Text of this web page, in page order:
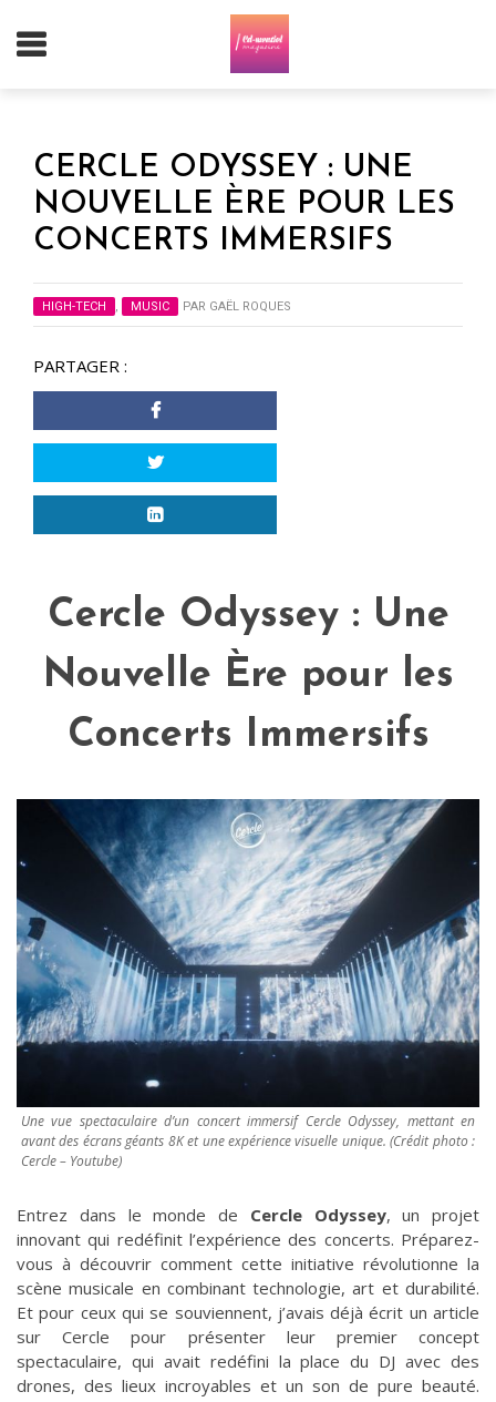
CERCLE ODYSSEY : UNE
NOUVELLE ÈRE POUR LES
CONCERTS IMMERSIFS
HIGH-TECH , MUSIC PAR GAËL ROQUES
PARTAGER :
Cercle Odyssey : Une
Nouvelle Ère pour les
Concerts Immersifs
Une vue spectaculaire d’un concert immersif Cercle Odyssey, mettant en
avant des écrans géants 8K et une expérience visuelle unique. (Crédit photo :
Cercle – Youtube)
Entrez dans le monde de Cercle Odyssey, un projet
innovant qui redéfinit l’expérience des concerts. Préparez-
vous à découvrir comment cette initiative révolutionne la
scène musicale en combinant technologie, art et durabilité.
Et pour ceux qui se souviennent, j’avais déjà écrit un article
sur Cercle pour présenter leur premier concept
spectaculaire, qui avait redéfini la place du DJ avec des
drones, des lieux incroyables et un son de pure beauté.